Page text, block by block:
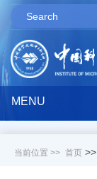
MENU
当前位置 >> 首页 >>